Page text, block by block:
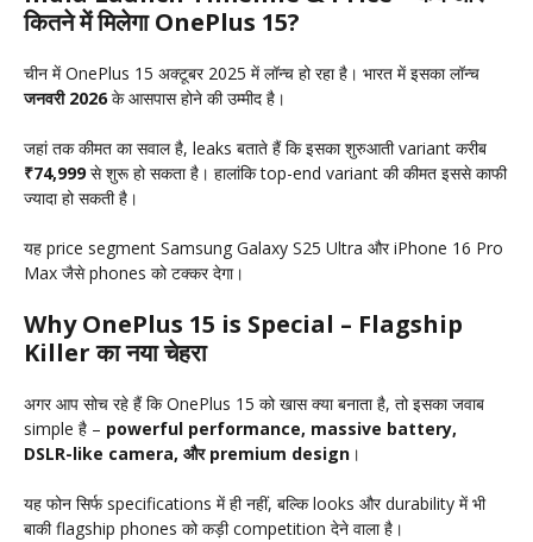
कितने में मिलेगा OnePlus 15?
चीन में OnePlus 15 अक्टूबर 2025 में लॉन्च हो रहा है। भारत में इसका लॉन्च
जनवरी 2026 के आसपास होने की उम्मीद है।
जहां तक कीमत का सवाल है, leaks बताते हैं कि इसका शुरुआती variant करीब
₹74,999 से शुरू हो सकता है। हालांकि top-end variant की कीमत इससे काफी
ज्यादा हो सकती है।
यह price segment Samsung Galaxy S25 Ultra और iPhone 16 Pro
Max जैसे phones को टक्कर देगा।
Why OnePlus 15 is Special – Flagship
Killer का नया चेहरा
अगर आप सोच रहे हैं कि OnePlus 15 को खास क्या बनाता है, तो इसका जवाब
simple है – powerful performance, massive battery,
DSLR-like camera, और premium design ।
यह फोन सिर्फ specifications में ही नहीं, बल्कि looks और durability में भी
बाकी flagship phones को कड़ी competition देने वाला है।